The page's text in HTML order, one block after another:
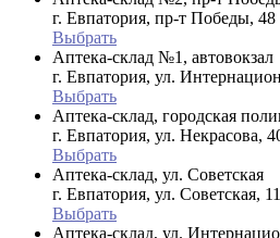
г. Евпатория, пр-т Победы, 48
Выбрать
Аптека-склад №1, автовокзал
г. Евпатория, ул.
Выбрать
Аптека-склад, городская
г. Евпатория, ул. Некрасова,
Выбрать
Аптека-склад, ул. Советская
г. Евпатория, ул. Советская,
Выбрать
Аптека-склад, ул.